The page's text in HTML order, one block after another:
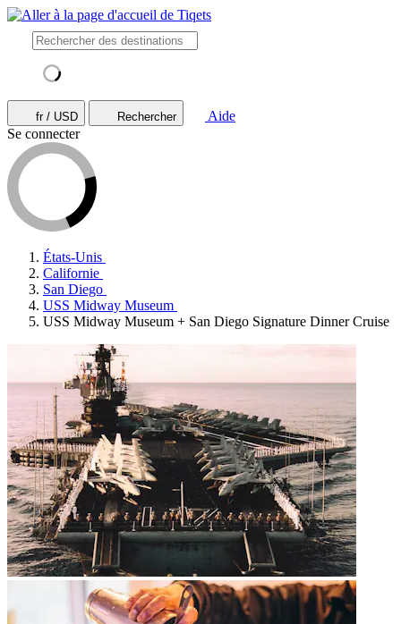
fr / USD Rechercher
Aide
Se connecter
États-Unis
Californie
San Diego
USS Midway Museum
USS Midway Museum + San Diego Signature Dinner Cruise